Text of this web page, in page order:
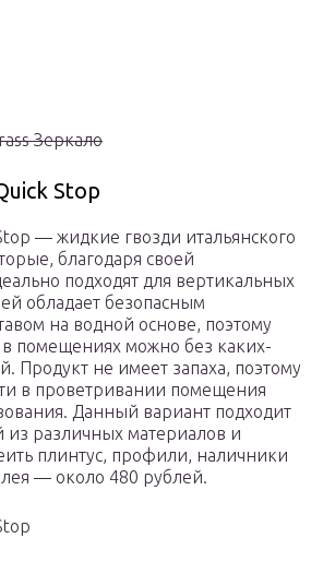
Зеркало
Stop
— жидкие гвозди итальянского
благодаря своей
подходят для вертикальных
обладает безопасным
на водной основе, поэтому
в помещениях можно без каких-
Продукт не имеет запаха, поэтому
в проветривании помещения
Данный вариант подходит
из различных материалов и
плинтус, профили, наличники
— около 480 рублей.